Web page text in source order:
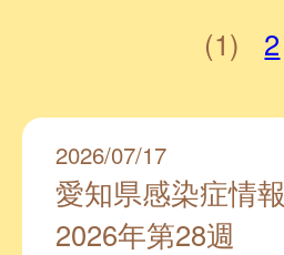
(1) 2
2026/07/17
愛知県感染症情報
2026年第28週